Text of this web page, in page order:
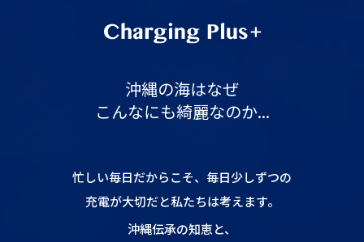
沖縄の海はなぜ
こんなにも綺麗なのか...
忙しい毎日だからこそ、毎日少しずつの
充電が大切だと私たちは考えます。
沖縄伝承の知恵と、